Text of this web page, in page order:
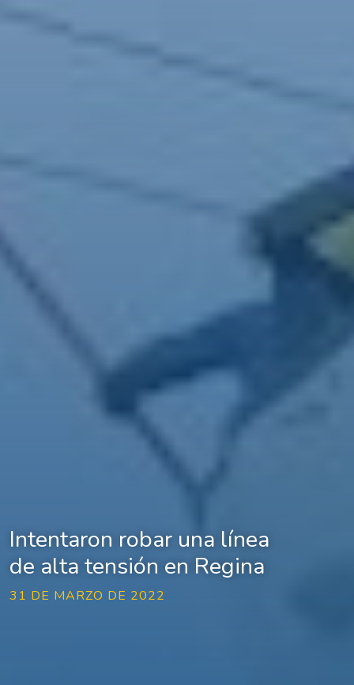
Intentaron robar una línea
de alta tensión en Regina
31 DE MARZO DE 2022